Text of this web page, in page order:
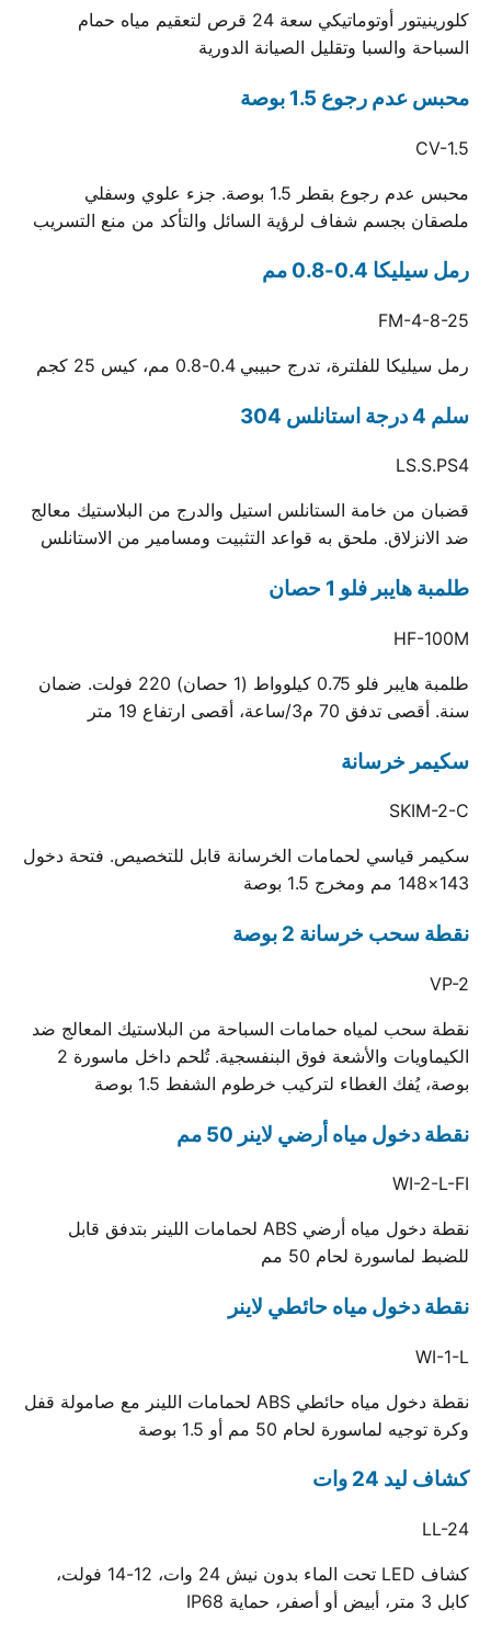
كلورينيتور أوتوماتيكي سعة 24 قرص لتعقيم مياه حمام
السباحة والسبا وتقليل الصيانة الدورية
محبس عدم رجوع 1.5 بوصة
CV-1.5
محبس عدم رجوع بقطر 1.5 بوصة. جزء علوي وسفلي
ملصقان بجسم شفاف لرؤية السائل والتأكد من منع التسريب
رمل سيليكا 0.4-0.8 مم
FM-4-8-25
رمل سيليكا للفلترة، تدرج حبيبي 0.4-0.8 مم، كيس 25 كجم
سلم 4 درجة استانلس 304
LS.S.PS4
قضبان من خامة الستانلس استيل والدرج من البلاستيك معالج
ضد الانزلاق. ملحق به قواعد التثبيت ومسامير من الاستانلس
طلمبة هايبر فلو 1 حصان
HF-100M
طلمبة هايبر فلو 0.75 كيلوواط (1 حصان) 220 فولت. ضمان
سنة. أقصى تدفق 70 م3/ساعة، أقصى ارتفاع 19 متر
سكيمر خرسانة
SKIM-2-C
سكيمر قياسي لحمامات الخرسانة قابل للتخصيص. فتحة دخول
143×148 مم ومخرج 1.5 بوصة
نقطة سحب خرسانة 2 بوصة
VP-2
نقطة سحب لمياه حمامات السباحة من البلاستيك المعالج ضد
الكيماويات والأشعة فوق البنفسجية. تُلحم داخل ماسورة 2
بوصة، يُفك الغطاء لتركيب خرطوم الشفط 1.5 بوصة
نقطة دخول مياه أرضي لاينر 50 مم
WI-2-L-FI
نقطة دخول مياه أرضي ABS لحمامات اللينر بتدفق قابل
للضبط لماسورة لحام 50 مم
نقطة دخول مياه حائطي لاينر
WI-1-L
نقطة دخول مياه حائطي ABS لحمامات اللينر مع صامولة قفل
وكرة توجيه لماسورة لحام 50 مم أو 1.5 بوصة
كشاف ليد 24 وات
LL-24
كشاف LED تحت الماء بدون نيش 24 وات، 12-14 فولت،
كابل 3 متر، أبيض أو أصفر، حماية IP68